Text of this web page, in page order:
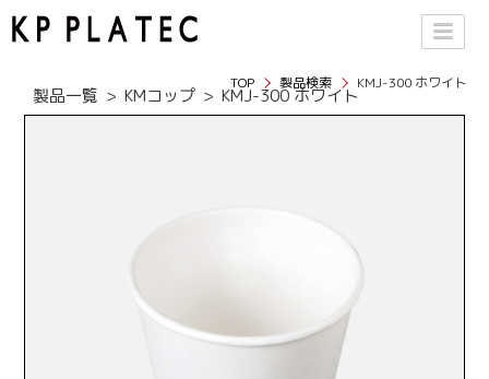
TOP 製品検索 KMJ-300 ホワイト
製品一覧 KMコップ KMJ-300 ホワイト